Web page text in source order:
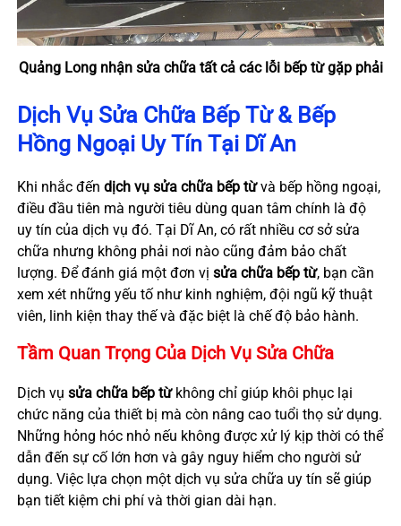
Quảng Long nhận sửa chữa tất cả các lỗi bếp từ gặp phải
Dịch Vụ Sửa Chữa Bếp Từ & Bếp
Hồng Ngoại Uy Tín Tại Dĩ An
Khi nhắc đến dịch vụ sửa chữa bếp từvà bếp hồng ngoại,
điều đầu tiên mà người tiêu dùng quan tâm chính là độ
uy tín của dịch vụ đó. Tại Dĩ An, có rất nhiều cơ sở sửa
chữa nhưng không phải nơi nào cũng đảm bảo chất
lượng. Để đánh giá một đơn vị sửa chữa bếp từ, bạn cần
xem xét những yếu tố như kinh nghiệm, đội ngũ kỹ thuật
viên, linh kiện thay thế và đặc biệt là chế độ bảo hành.
Tầm Quan Trọng Của Dịch Vụ Sửa Chữa
Dịch vụ sửa chữa bếp từkhông chỉ giúp khôi phục lại
chức năng của thiết bị mà còn nâng cao tuổi thọ sử dụng.
Những hỏng hóc nhỏ nếu không được xử lý kịp thời có thể
dẫn đến sự cố lớn hơn và gây nguy hiểm cho người sử
dụng. Việc lựa chọn một dịch vụ sửa chữa uy tín sẽ giúp
bạn tiết kiệm chi phí và thời gian dài hạn.